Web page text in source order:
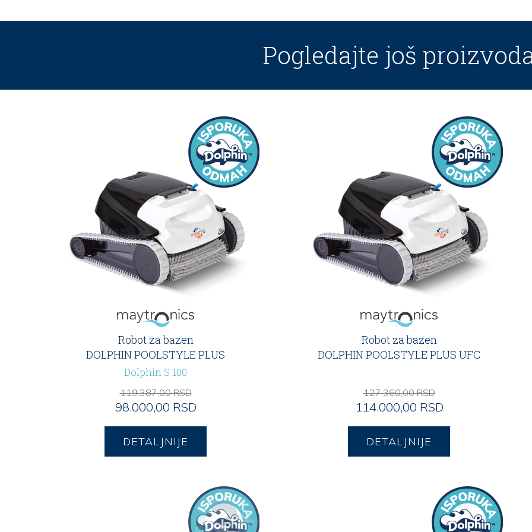
Pogledajte još
Robot za bazen
DOLPHIN POOLSTYLE PLUS
Dolphin S 100
119.387,00 RSD
98.000,00 RSD
DETALJNIJE
Robot za bazen
DOLPHIN POOLSTYLE PLUS UFC
127.360,00 RSD
114.000,00 RSD
DETALJNIJE